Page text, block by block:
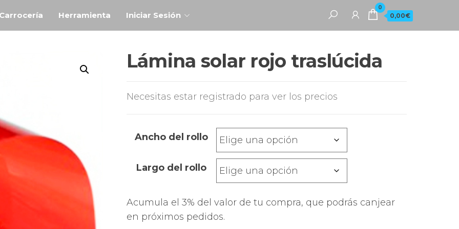
0
0,00€
Herramienta Iniciar Sesión
Lámina solar rojo traslúcida
Necesitas estar registrado para ver los precios
Ancho del rollo
Largo del rollo
Acumula el 3% del valor de tu compra, que podrás canjear
en próximos pedidos.